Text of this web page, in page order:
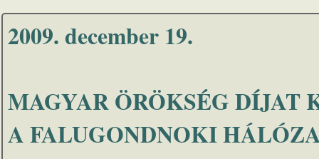
2009. december 19.
MAGYAR ÖRÖKSÉG DÍJAT
A FALUGONDNOKI